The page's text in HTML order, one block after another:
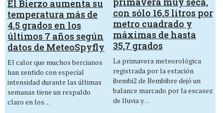
El Bierzo aumenta su
temperatura más de
4,5 grados en los
últimos 7 años según
datos de MeteoSpyfly
El calor que muchos bercianos
han sentido con especial
intensidad durante las últimas
semanas tiene un respaldo
claro en los…
con sólo 16,5 litros por
metro cuadrado y
máximas de hasta
35,7 grados
La primavera meteorológica
registrada por la estación
ibembi2 de Bembibre dejó un
balance marcado por la escasez
de lluvia y…